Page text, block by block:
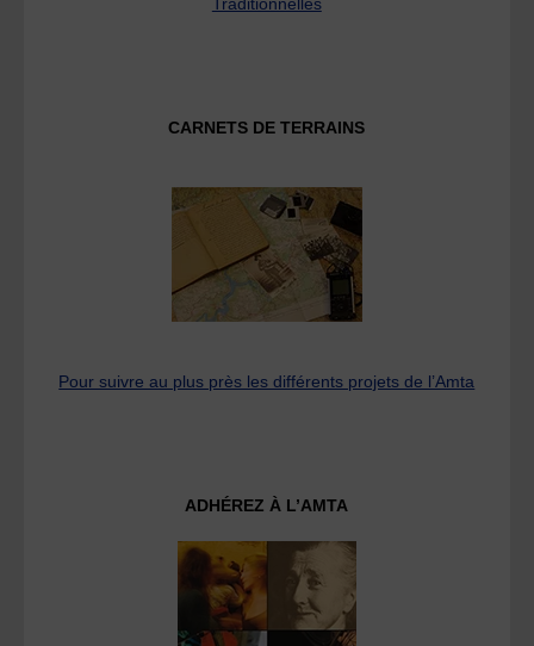
CARNETS DE TERRAINS
Pour suivre au plus près les différents projets de l’Amta
ADHÉREZ À L’AMTA